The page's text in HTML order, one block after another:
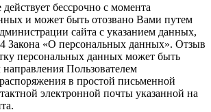
действует бессрочно с момента
и может быть отозвано Вами путем
сайта с указанием данных,
Закона «О персональных данных». Отзыв
персональных данных может быть
Пользователем
в простой письменной
электронной почты указанной на